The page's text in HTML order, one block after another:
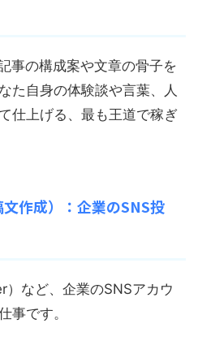
事の構成案や文章の骨子を
た自身の体験談や言葉、人
仕上げる、最も王道で稼ぎ
作成）：企業のSNS投
など、企業のSNSアカウ
事です。